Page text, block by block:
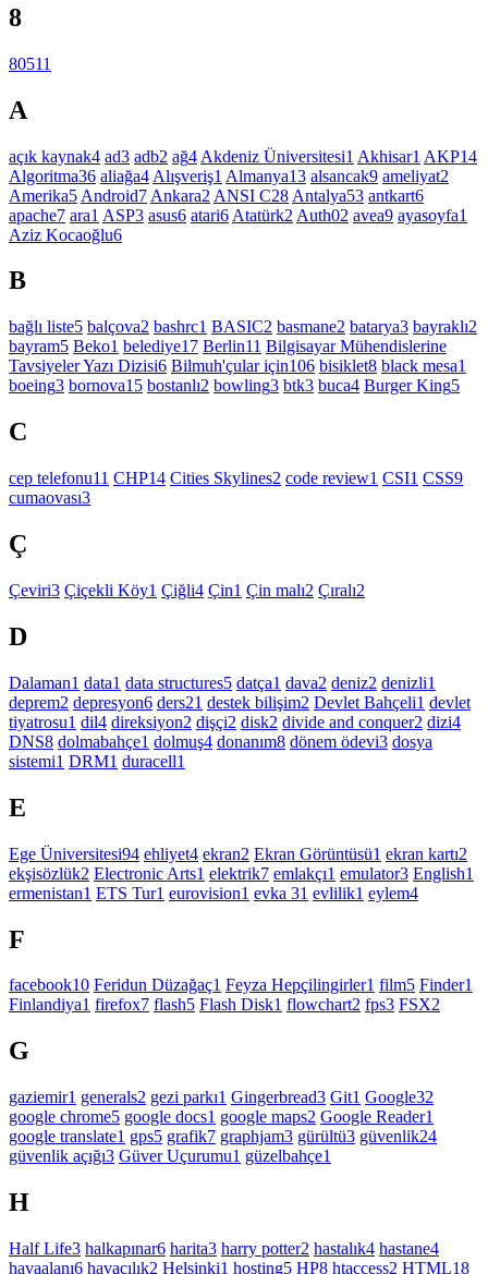
8
80511
A
açık kaynak4 ad3 adb2 ağ4 Akdeniz Üniversitesi1 Akhisar1 AKP14
Algoritma36 aliağa4 Alışveriş1 Almanya13 alsancak9 ameliyat2
Amerika5 Android7 Ankara2 ANSI C28 Antalya53 antkart6
apache7 ara1 ASP3 asus6 atari6 Atatürk2 Auth02 avea9 ayasoyfa1
Aziz Kocaoğlu6
B
bağlı liste5 balçova2 bashrc1 BASIC2 basmane2 batarya3 bayraklı2
bayram5 Beko1 belediye17 Berlin11 Bilgisayar Mühendislerine
Tavsiyeler Yazı Dizisi6 Bilmuh'çular için106 bisiklet8 black mesa1
boeing3 bornova15 bostanlı2 bowling3 btk3 buca4 Burger King5
C
cep telefonu11 CHP14 Cities Skylines2 code review1 CSI1 CSS9
cumaovası3
Ç
Çeviri3 Çiçekli Köy1 Çiğli4 Çin1 Çin malı2 Çıralı2
D
Dalaman1 data1 data structures5 datça1 dava2 deniz2 denizli1
deprem2 depresyon6 ders21 destek bilişim2 Devlet Bahçeli1 devlet
tiyatrosu1 dil4 direksiyon2 dişçi2 disk2 divide and conquer2 dizi4
DNS8 dolmabahçe1 dolmuş4 donanım8 dönem ödevi3 dosya
sistemi1 DRM1 duracell1
E
Ege Üniversitesi94 ehliyet4 ekran2 Ekran Görüntüsü1 ekran kartı2
ekşisözlük2 Electronic Arts1 elektrik7 emlakçı1 emulator3 English1
ermenistan1 ETS Tur1 eurovision1 evka 31 evlilik1 eylem4
F
facebook10 Feridun Düzağaç1 Feyza Hepçilingirler1 film5 Finder1
Finlandiya1 firefox7 flash5 Flash Disk1 flowchart2 fps3 FSX2
G
gaziemir1 generals2 gezi parkı1 Gingerbread3 Git1 Google32
google chrome5 google docs1 google maps2 Google Reader1
google translate1 gps5 grafik7 graphjam3 gürültü3 güvenlik24
güvenlik açığı3 Güver Uçurumu1 güzelbahçe1
H
Half Life3 halkapınar6 harita3 harry potter2 hastalık4 hastane4
havaalanı6 havacılık2 Helsinki1 hosting5 HP8 htaccess2 HTML18